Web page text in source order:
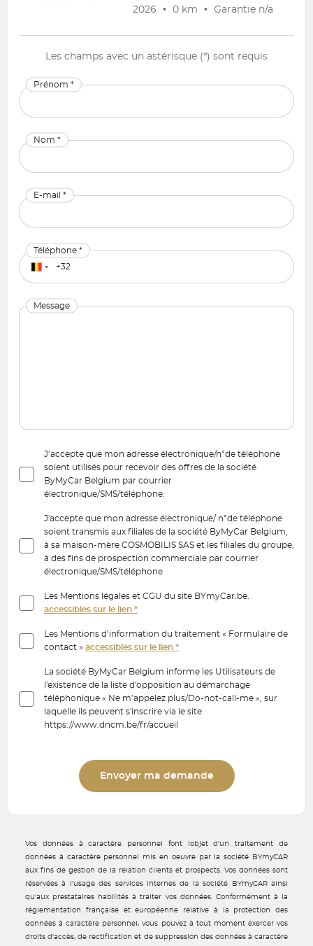
2026 • 0 km • Garantie n/a
Les champs avec un astérisque (*) sont requis
Prénom *
Nom *
E-mail *
Téléphone *
Message
J’accepte que mon adresse électronique/n°de téléphone
soient utilisés pour recevoir des offres de la société
ByMyCar Belgium par courrier
électronique/SMS/téléphone.
J'accepte que mon adresse électronique/ n°de téléphone
soient transmis aux filiales de la société ByMyCar Belgium,
à sa maison-mère COSMOBILIS SAS et les filiales du groupe,
à des fins de prospection commerciale par courrier
électronique/SMS/téléphone
Les Mentions légales et CGU du site BYmyCar.be.
accessibles sur le lien *
Les Mentions d’information du traitement « Formulaire de
contact » accessibles sur le lien *
La société ByMyCar Belgium informe les Utilisateurs de
l'existence de la liste d'opposition au démarchage
téléphonique « Ne m’appelez plus/Do-not-call-me », sur
laquelle ils peuvent s'inscrire via le site
https://www.dncm.be/fr/accueil
Envoyer ma demande
Vos données à caractère personnel font lobjet d'un traitement de
données à caractère personnel mis en oeuvre par la société BYmyCAR
aux fins de gestion de la relation clients et prospects. Vos données sont
réservées à l'usage des services internes de la société BYmyCAR ainsi
qu'aux prestataires habilités à traiter vos données. Conformément à la
réglementation française et européenne relative à la protection des
données à caractère personnel, vous pouvez à tout moment exercer vos
droits d'accès, de rectification et de suppression des données à caractère